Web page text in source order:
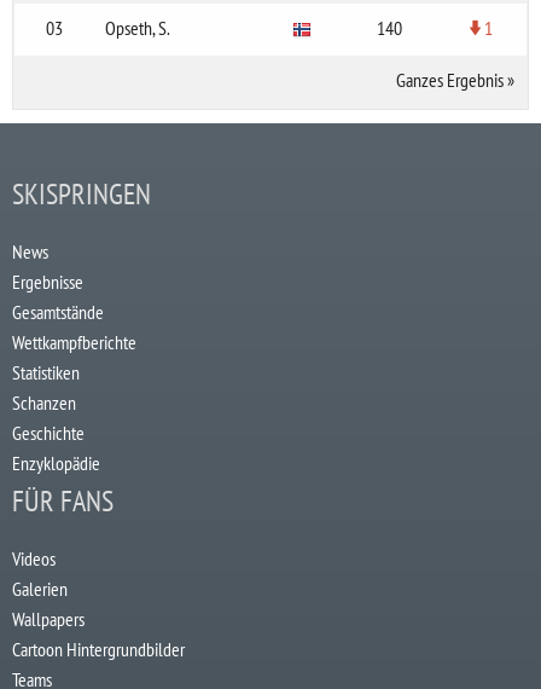
03 Opseth, S. 140 1
Ganzes Ergebnis»
SKISPRINGEN
News
Ergebnisse
Gesamtstände
Wettkampfberichte
Statistiken
Schanzen
Geschichte
Enzyklopädie
FÜR FANS
Videos
Galerien
Wallpapers
Cartoon Hintergrundbilder
Teams